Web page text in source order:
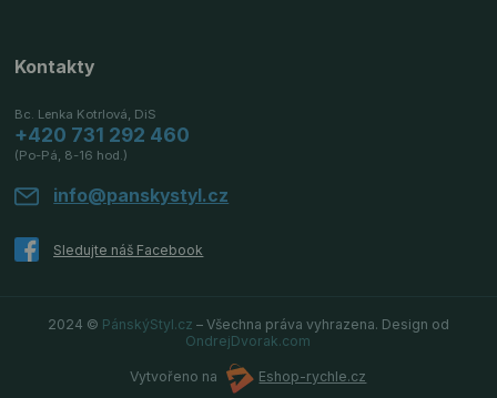
Kontakty
Bc. Lenka Kotrlová, DiS
+420 731 292 460
(Po-Pá, 8-16 hod.)
info@panskystyl.cz
2024 © PánskýStyl.cz – Všechna práva vyhrazena. Design od
OndrejDvorak.com
Vytvořeno na Eshop-rychle.cz